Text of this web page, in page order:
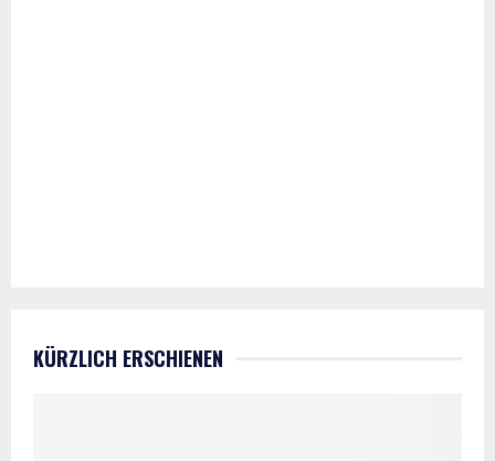
KÜRZLICH ERSCHIENEN